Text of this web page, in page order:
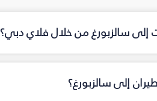
إلى سالزبورغ من خلال فلاي دبي؟
إلى سالزبورغ؟